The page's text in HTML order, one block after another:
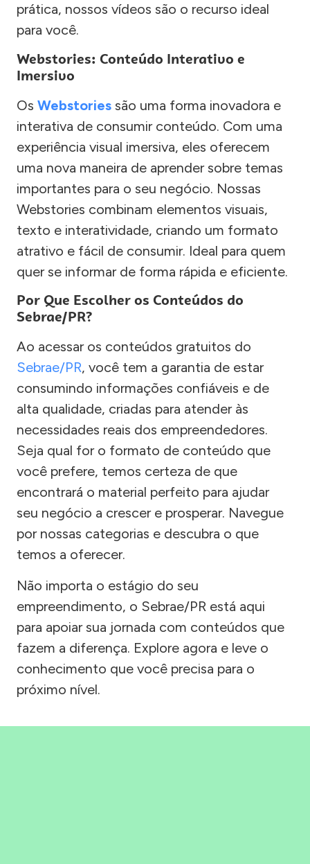
prática, nossos vídeos são o recurso ideal
para você.
Webstories: Conteúdo Interativo e
Imersivo
Os Webstories são uma forma inovadora e
interativa de consumir conteúdo. Com uma
experiência visual imersiva, eles oferecem
uma nova maneira de aprender sobre temas
importantes para o seu negócio. Nossas
Webstories combinam elementos visuais,
texto e interatividade, criando um formato
atrativo e fácil de consumir. Ideal para quem
quer se informar de forma rápida e eficiente.
Por Que Escolher os Conteúdos do
Sebrae/PR?
Ao acessar os conteúdos gratuitos do
Sebrae/PR, você tem a garantia de estar
consumindo informações confiáveis e de
alta qualidade, criadas para atender às
necessidades reais dos empreendedores.
Seja qual for o formato de conteúdo que
você prefere, temos certeza de que
encontrará o material perfeito para ajudar
seu negócio a crescer e prosperar. Navegue
por nossas categorias e descubra o que
temos a oferecer.
Não importa o estágio do seu
empreendimento, o Sebrae/PR está aqui
para apoiar sua jornada com conteúdos que
fazem a diferença. Explore agora e leve o
conhecimento que você precisa para o
próximo nível.